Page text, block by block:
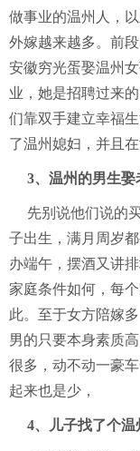
做事业的温州人，
外嫁越来越多。前
安徽穷光蛋娶温州
业，她是招聘过来
们靠双手建立幸福
了温州媳妇，并且
3、温州的男生娶
先别说他们说的
子出生，满月周岁
办端午，摆酒又讲
家庭条件如何，每
此。至于女方陪嫁
男的只要本身素质
很多，动不动一豪
起来也是少，
4、儿子找了个温